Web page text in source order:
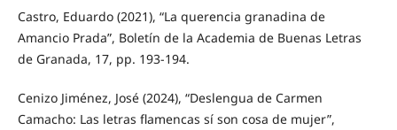
Castro, Eduardo (2021), “La querencia granadina de
Amancio Prada”, Boletín de la Academia de Buenas Letras
de Granada, 17, pp. 193-194.
Cenizo Jiménez, José (2024), “Deslengua de Carmen
Camacho: Las letras flamencas sí son cosa de mujer”,